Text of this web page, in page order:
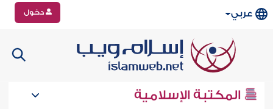
عربي دخول
المكتبة الإسلامية